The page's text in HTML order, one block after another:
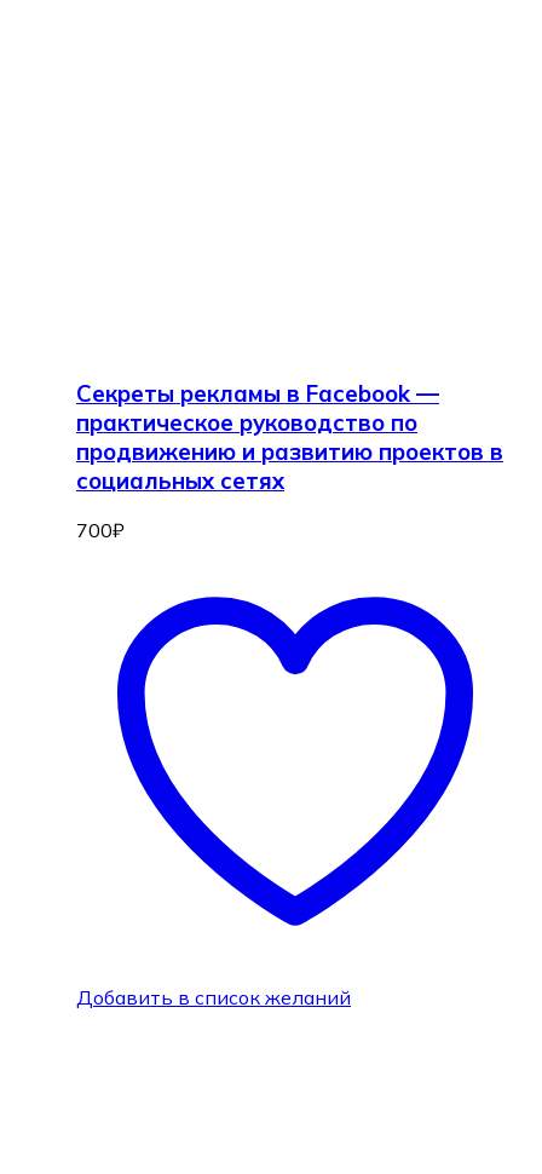
Секреты рекламы в Facebook —
практическое руководство по
продвижению и развитию проектов в
социальных сетях
700₽
Добавить в список желаний